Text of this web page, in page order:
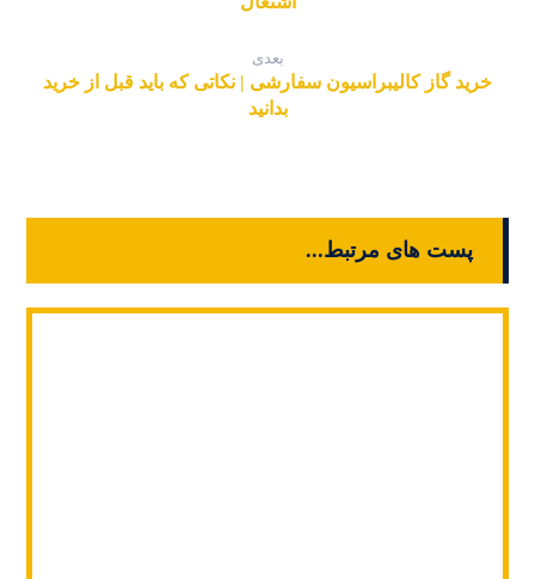
بعدی
خرید گاز کالیبراسیون سفارشی | نکاتی که باید قبل از خرید
بدانید
پست های مرتبط...